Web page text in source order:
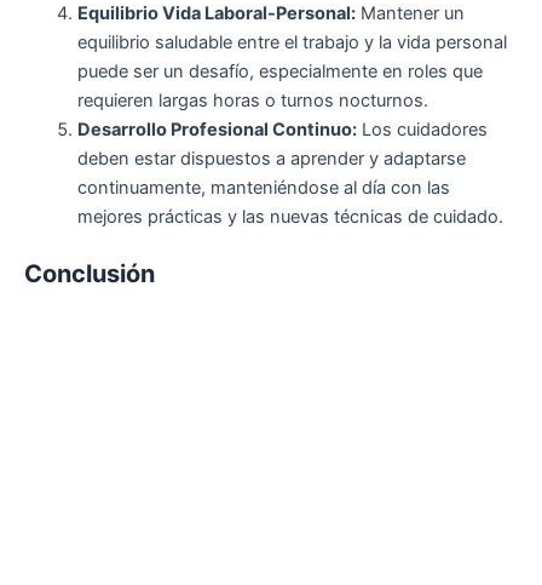
Equilibrio Vida Laboral-Personal:Mantener un
equilibrio saludable entre el trabajo y la vida personal
puede ser un desafío, especialmente en roles que
requieren largas horas o turnos nocturnos.
Desarrollo Profesional Continuo:Los cuidadores
deben estar dispuestos a aprender y adaptarse
continuamente, manteniéndose al día con las
mejores prácticas y las nuevas técnicas de cuidado.
Conclusión